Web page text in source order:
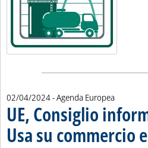
02/04/2024- Agenda Europea
UE, Consiglio
Usa su commercio